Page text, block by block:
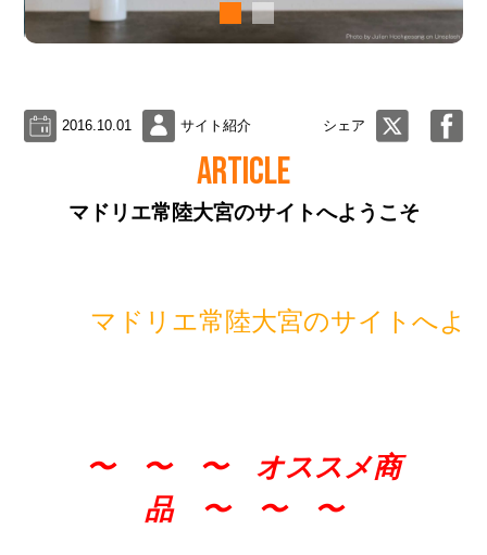
2016.10.01 サイト紹介 シェア
ARTICLE
マドリエ常陸大宮のサイトへようこそ